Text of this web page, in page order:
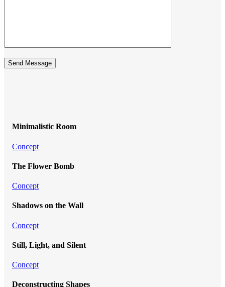
Minimalistic Room
Concept
The Flower Bomb
Concept
Shadows on the Wall
Concept
Still, Light, and Silent
Concept
Deconstructing Shapes